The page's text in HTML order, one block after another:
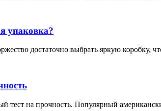
упаковка?
достаточно выбрать яркую коробку,
тест на прочность. Популярный